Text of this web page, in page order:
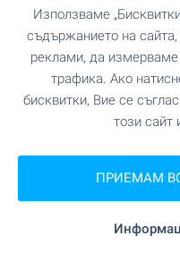
Използваме
съдържанието на
реклами, да измерваме
трафика. Ако
бисквитки, Вие се
този сайт
ПРИЕМАМ